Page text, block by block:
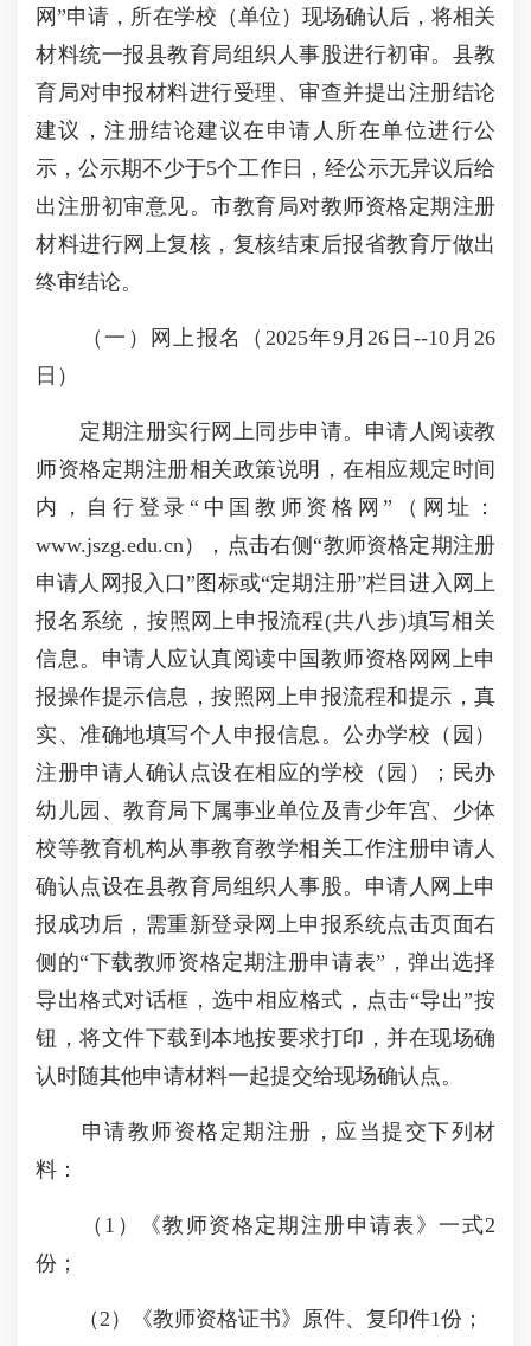
网”申请，所在学校（单位）现场确认后，将相关
材料统一报县教育局组织人事股进行初审。县教
育局对申报材料进行受理、审查并提出注册结论
建议，注册结论建议在申请人所在单位进行公
示，公示期不少于5个工作日，经公示无异议后给
出注册初审意见。市教育局对教师资格定期注册
材料进行网上复核，复核结束后报省教育厅做出
终审结论。
（一）网上报名（2025年9月26日--10月26
日）
定期注册实行网上同步申请。申请人阅读教
师资格定期注册相关政策说明，在相应规定时间
内，自行登录“中国教师资格网”（网址：
www.jszg.edu.cn），点击右侧“教师资格定期注册
申请人网报入口”图标或“定期注册”栏目进入网上
报名系统，按照网上申报流程(共八步)填写相关
信息。申请人应认真阅读中国教师资格网网上申
报操作提示信息，按照网上申报流程和提示，真
实、准确地填写个人申报信息。公办学校（园）
注册申请人确认点设在相应的学校（园）；民办
幼儿园、教育局下属事业单位及青少年宫、少体
校等教育机构从事教育教学相关工作注册申请人
确认点设在县教育局组织人事股。申请人网上申
报成功后，需重新登录网上申报系统点击页面右
侧的“下载教师资格定期注册申请表”，弹出选择
导出格式对话框，选中相应格式，点击“导出”按
钮，将文件下载到本地按要求打印，并在现场确
认时随其他申请材料一起提交给现场确认点。
申请教师资格定期注册，应当提交下列材
料：
（1）《教师资格定期注册申请表》一式2
份；
（2）《教师资格证书》原件、复印件1份；